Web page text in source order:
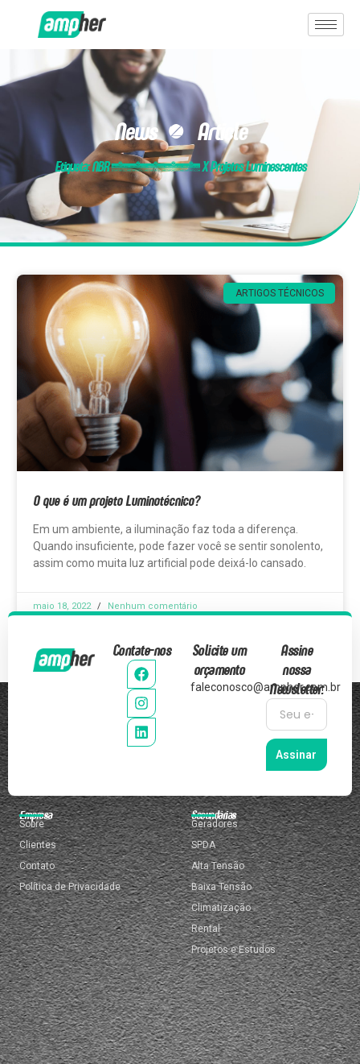
News & Article
Etiqueta: NBR 15575 X Projetos Luminescentes
ARTIGOS TÉCNICOS
O que é um projeto Luminotécnico?
Em um ambiente, a iluminação faz toda a diferença.
Quando insuficiente, pode fazer você se sentir sonolento,
assim como muita luz artificial pode deixá-lo cansado.
maio 18, 2022 Nenhum comentário
Contate-nos
Solicite um
orçamento
faleconosco@ampher.com.br
Assine
nossa
Newsletter:
Assinar
Empresa
Sobre
Clientes
Contato
Política de Privacidade
Secundárias
Geradores
SPDA
Alta Tensão
Baixa Tensão
Climatização
Rental
Projetos e Estudos